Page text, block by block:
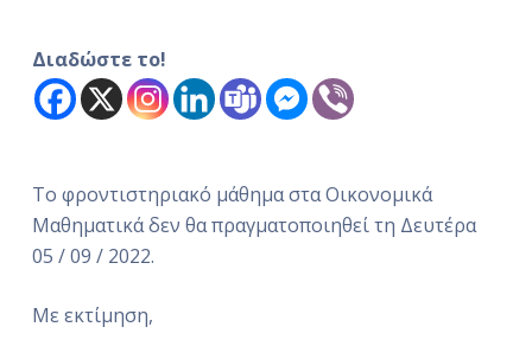
Διαδώστε το!
Το φροντιστηριακό μάθημα στα Οικονομικά
Μαθηματικά δεν θα πραγματοποιηθεί τη Δευτέρα
05 / 09 / 2022.
Με εκτίμηση,